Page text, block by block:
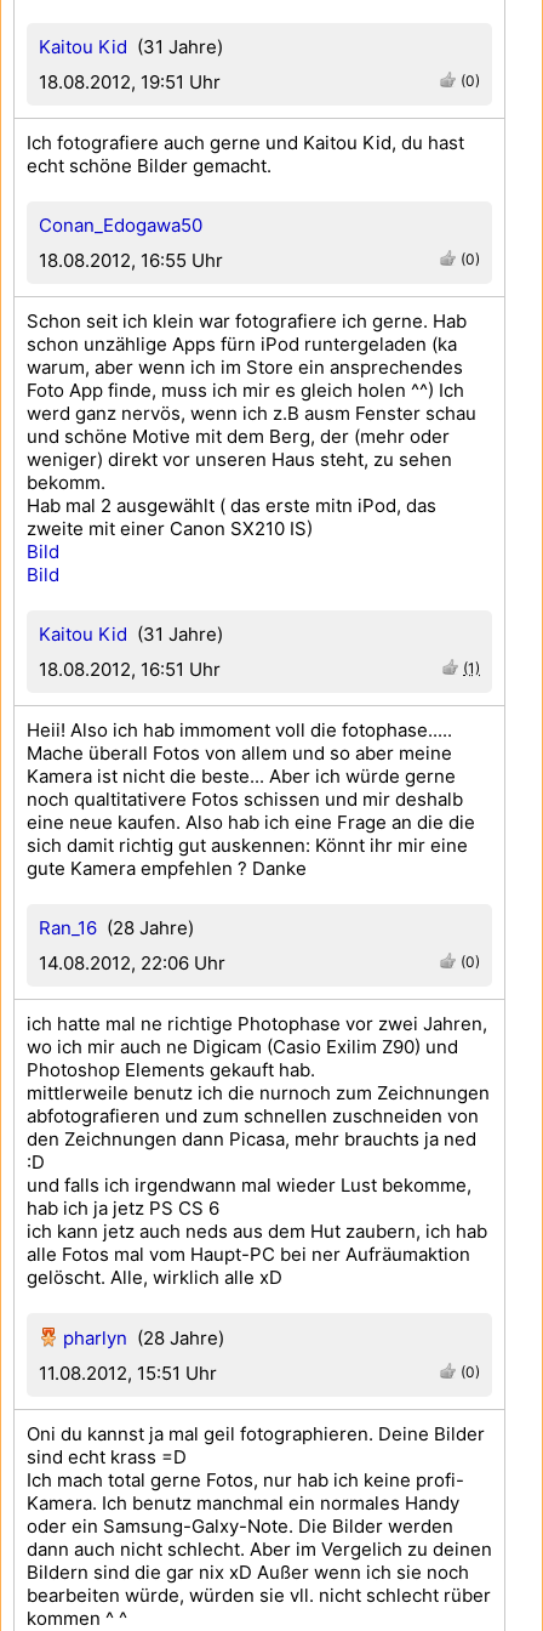
Kaitou Kid (31 Jahre)
18.08.2012, 19:51 Uhr
(0)
Conan_Edogawa50
18.08.2012, 16:55 Uhr
(0)
Ich fotografiere auch gerne und Kaitou Kid, du hast
echt schöne Bilder gemacht.
Kaitou Kid (31 Jahre)
18.08.2012, 16:51 Uhr
(1)
Schon seit ich klein war fotografiere ich gerne. Hab
schon unzählige Apps fürn iPod runtergeladen (ka
warum, aber wenn ich im Store ein ansprechendes
Foto App finde, muss ich mir es gleich holen ^^) Ich
werd ganz nervös, wenn ich z.B ausm Fenster schau
und schöne Motive mit dem Berg, der (mehr oder
weniger) direkt vor unseren Haus steht, zu sehen
bekomm.
Hab mal 2 ausgewählt ( das erste mitn iPod, das
zweite mit einer Canon SX210 IS)
Bild
Bild
Ran_16 (28 Jahre)
14.08.2012, 22:06 Uhr
(0)
Heii! Also ich hab immoment voll die fotophase.....
Mache überall Fotos von allem und so aber meine
Kamera ist nicht die beste... Aber ich würde gerne
noch qualtitativere Fotos schissen und mir deshalb
eine neue kaufen. Also hab ich eine Frage an die die
sich damit richtig gut auskennen: Könnt ihr mir eine
gute Kamera empfehlen ? Danke
pharlyn (28 Jahre)
11.08.2012, 15:51 Uhr
(0)
ich hatte mal ne richtige Photophase vor zwei Jahren,
wo ich mir auch ne Digicam (Casio Exilim Z90) und
Photoshop Elements gekauft hab.
mittlerweile benutz ich die nurnoch zum Zeichnungen
abfotografieren und zum schnellen zuschneiden von
den Zeichnungen dann Picasa, mehr brauchts ja ned
:D
und falls ich irgendwann mal wieder Lust bekomme,
hab ich ja jetz PS CS 6
ich kann jetz auch neds aus dem Hut zaubern, ich hab
alle Fotos mal vom Haupt-PC bei ner Aufräumaktion
gelöscht. Alle, wirklich alle xD
Oni du kannst ja mal geil fotographieren. Deine Bilder
sind echt krass =D
Ich mach total gerne Fotos, nur hab ich keine profi-
Kamera. Ich benutz manchmal ein normales Handy
oder ein Samsung-Galxy-Note. Die Bilder werden
dann auch nicht schlecht. Aber im Vergelich zu deinen
Bildern sind die gar nix xD Außer wenn ich sie noch
bearbeiten würde, würden sie vll. nicht schlecht rüber
kommen ^ ^